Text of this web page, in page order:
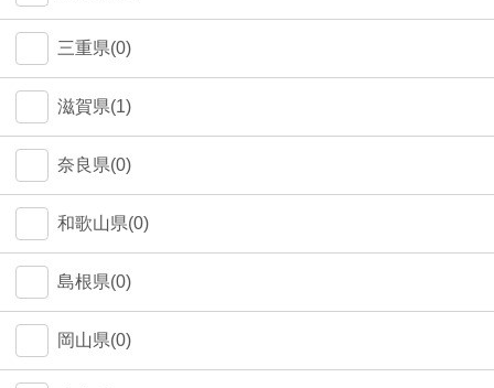
北区(0)
中野区(0)
江東区(0)
名古屋市(14)
三重県(0)
滋賀県(1)
奈良県(0)
和歌山県(0)
島根県(0)
岡山県(0)